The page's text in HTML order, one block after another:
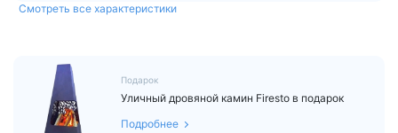
Смотреть все характеристики
Подарок
Уличный дровяной камин Firesto в подарок
Подробнее